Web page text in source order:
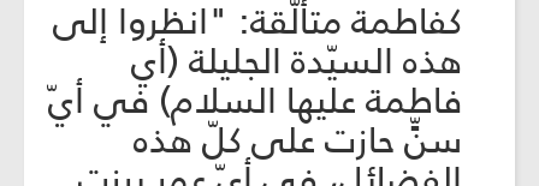
كفاطمة متألّقة: "انظروا إلى
هذه السيّدة الجليلة (أي
فاطمة عليها السلام) في أيّ
سنٍّ حازت على كلّ هذه